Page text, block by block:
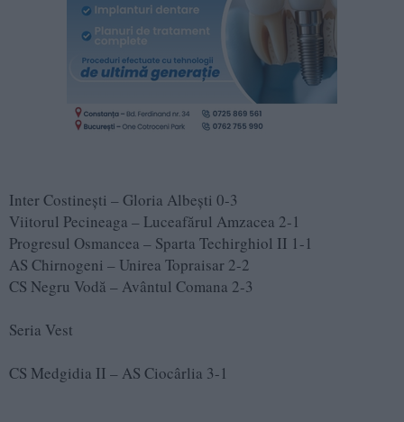
Inter Costinești – Gloria Albești 0-3
Viitorul Pecineaga – Luceafărul Amzacea 2-1
Progresul Osmancea – Sparta Techirghiol II 1-1
AS Chirnogeni – Unirea Topraisar 2-2
CS Negru Vodă – Avântul Comana 2-3
Seria Vest
CS Medgidia II – AS Ciocârlia 3-1